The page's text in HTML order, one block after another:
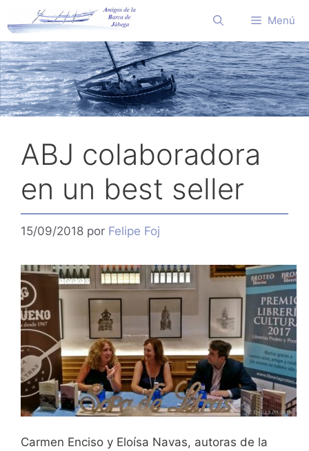
al
contenido
Menú
ABJ colaboradora
en un best seller
15/09/2018 por Felipe Foj
Carmen Enciso y Eloísa Navas, autoras de la